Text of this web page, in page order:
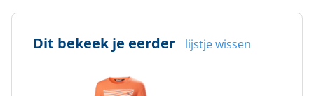
Dit bekeek je eerder lijstje wissen